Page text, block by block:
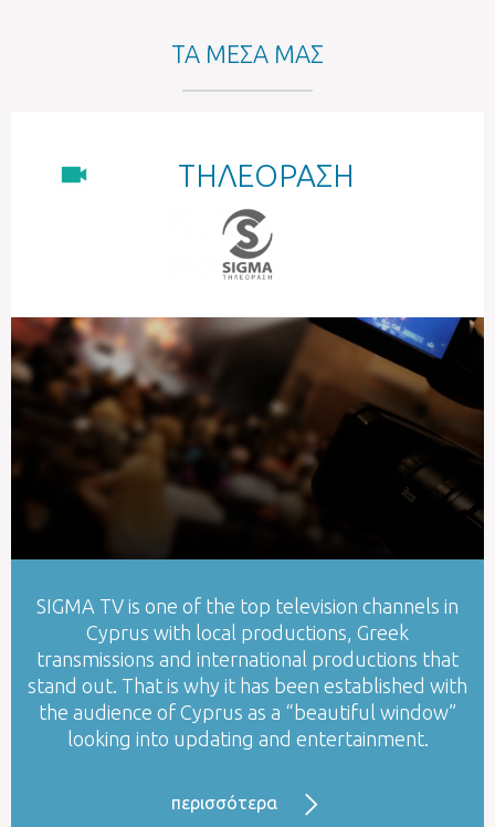
ΤΑ ΜΕΣΑ ΜΑΣ
ΤΗΛΕΟΡΑΣΗ
SIGMA TV is one of the top television channels in
Cyprus with local productions, Greek
transmissions and international productions that
stand out. That is why it has been established with
the audience of Cyprus as a “beautiful window”
looking into updating and entertainment.
περισσότερα